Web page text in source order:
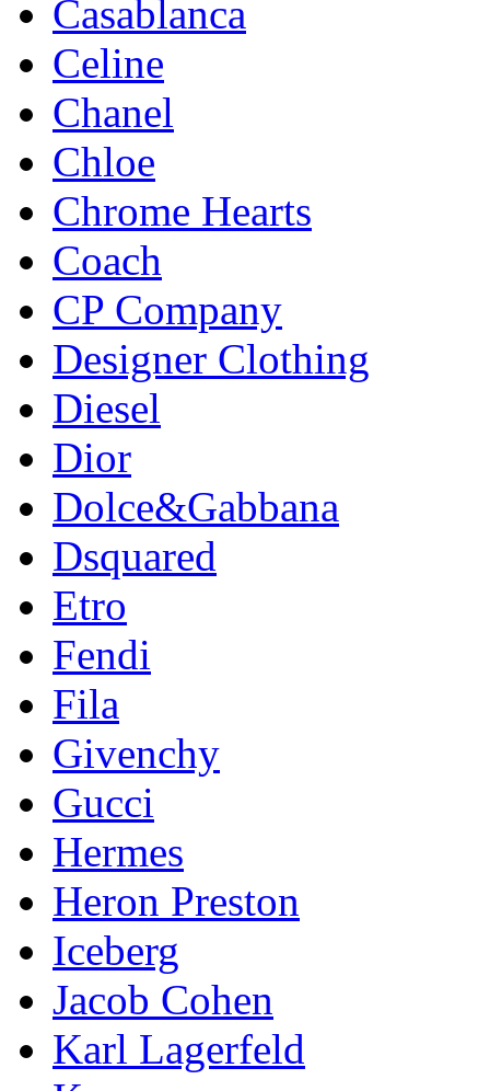
Casablanca
Celine
Chanel
Chloe
Chrome Hearts
Coach
CP Company
Designer Clothing
Diesel
Dior
Dolce&Gabbana
Dsquared
Etro
Fendi
Fila
Givenchy
Gucci
Hermes
Heron Preston
Iceberg
Jacob Cohen
Karl Lagerfeld